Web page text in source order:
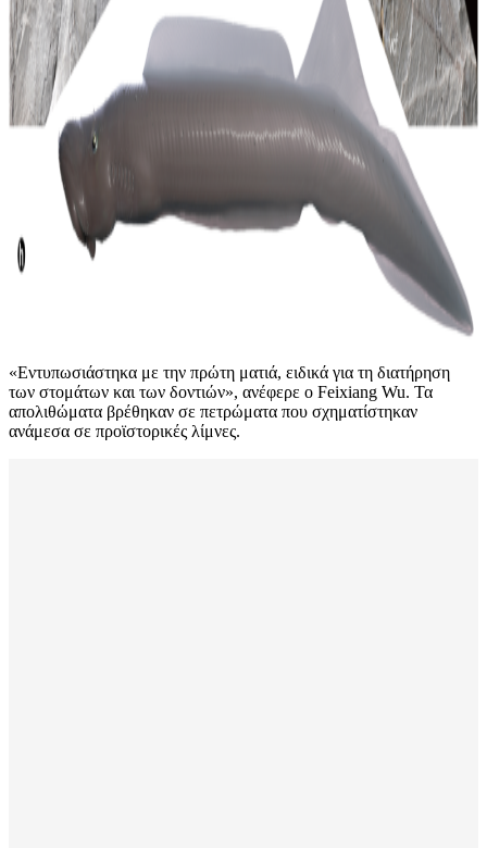
«Εντυπωσιάστηκα με την πρώτη ματιά, ειδικά για τη διατήρηση
των στομάτων και των δοντιών», ανέφερε ο Feixiang Wu. Τα
απολιθώματα βρέθηκαν σε πετρώματα που σχηματίστηκαν
ανάμεσα σε προϊστορικές λίμνες.